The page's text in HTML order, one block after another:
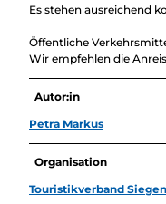
Es stehen ausreichend
Öffentliche
Wir empfehlen die
Autor:in
Petra Markus
Organisation
Touristikverband